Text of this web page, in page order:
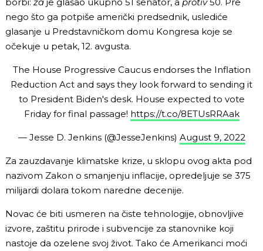
nego što ga potpiše američki predsednik, uslediće
glasanje u Predstavničkom domu Kongresa koje se
očekuje u petak, 12. avgusta.
The House Progressive Caucus endorses the Inflation
Reduction Act and says they look forward to sending it
to President Biden's desk. House expected to vote
Friday for final passage! https://t.co/8ETUsRRAak
— Jesse D. Jenkins (@JesseJenkins) August 9, 2022
Za zauzdavanje klimatske krize, u sklopu ovog akta pod
nazivom Zakon o smanjenju inflacije, opredeljuje se 375
milijardi dolara tokom naredne decenije.
Novac će biti usmeren na čiste tehnologije, obnovljive
izvore, zaštitu prirode i subvencije za stanovnike koji
nastoje da ozelene svoj život. Tako će Amerikanci moći